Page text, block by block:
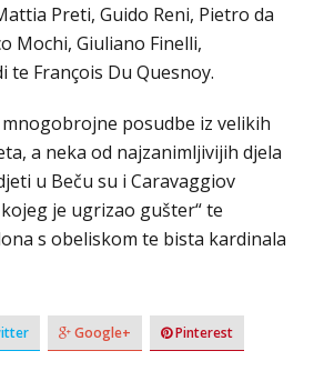
Preti, Guido Reni, Pietro da
Mochi, Giuliano Finelli,
te François Du Quesnoy.
posudbe iz velikih
a neka od najzanimljivijih djela
u Beču su i Caravaggiov
kojeg je ugrizao gušter“ te
s obeliskom te bista kardinala
Google+ Pinterest